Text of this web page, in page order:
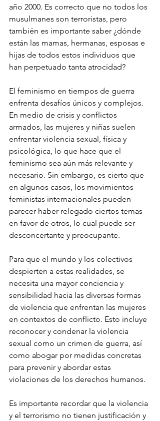
año 2000. Es correcto que no todos los
musulmanes son terroristas, pero
también es importante saber ¿dónde
están las mamas, hermanas, esposas e
hijas de todos estos individuos que
han perpetuado tanta atrocidad?
El feminismo en tiempos de guerra
enfrenta desafíos únicos y complejos.
En medio de crisis y conflictos
armados, las mujeres y niñas suelen
enfrentar violencia sexual, física y
psicológica, lo que hace que el
feminismo sea aún más relevante y
necesario. Sin embargo, es cierto que
en algunos casos, los movimientos
feministas internacionales pueden
parecer haber relegado ciertos temas
en favor de otros, lo cual puede ser
desconcertante y preocupante.
Para que el mundo y los colectivos
despierten a estas realidades, se
necesita una mayor conciencia y
sensibilidad hacia las diversas formas
de violencia que enfrentan las mujeres
en contextos de conflicto. Esto incluye
reconocer y condenar la violencia
sexual como un crimen de guerra, así
como abogar por medidas concretas
para prevenir y abordar estas
violaciones de los derechos humanos.
Es importante recordar que la violencia
y el terrorismo no tienen justificación y